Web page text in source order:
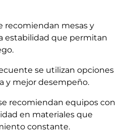
recomiendan mesas y
estabilidad que permitan
se utilizan opciones
y mejor desempeño.
recomiendan equipos con
en materiales que
constante.